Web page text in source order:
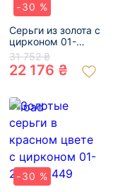
-30 %
Серьги из золота с
цирконом 01-
200261758
31 752 ₴
22 176 ₴
-30 %